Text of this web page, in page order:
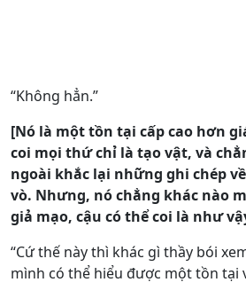
“Không hẳn.”
[Nó là một tồn tại cấp cao hơn
coi mọi thứ chỉ là tạo vật, và
ngoài khắc lại những ghi chép
vò. Nhưng, nó chẳng khác nào
giả mạo, cậu có thể coi là như
“Cứ thế này thì khác gì thầy bói
mình có thể hiểu được một tồn tại